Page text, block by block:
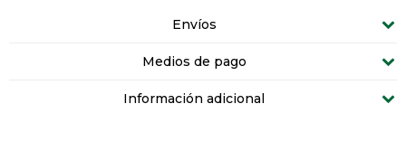
Envíos
Medios de pago
Información adicional